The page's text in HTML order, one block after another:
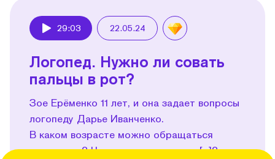
29:03 22.05.24
Логопед. Нужно ли совать
пальцы в рот?
Зое Ерёменко 11 лет, и она задает вопросы
логопеду Дарье Иванченко.
В каком возрасте можно обращаться
к логопеду? Что сложного в звуке [р]?